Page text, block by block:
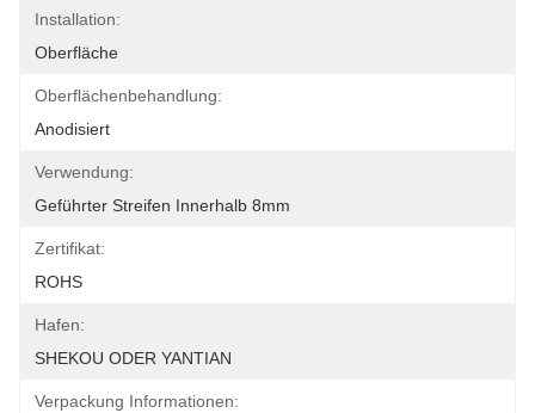
Installation:
Oberfläche
Oberflächenbehandlung:
Anodisiert
Verwendung:
Geführter Streifen Innerhalb 8mm
Zertifikat:
ROHS
Hafen:
SHEKOU ODER YANTIAN
Verpackung Informationen: